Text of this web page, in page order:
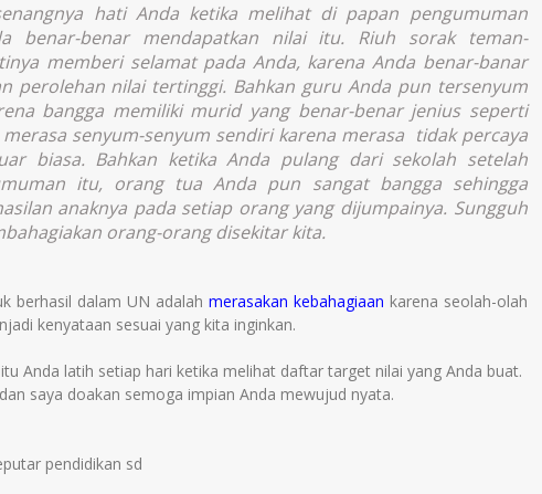
hati Anda ketika melihat di papan pengumuman
benar-benar mendapatkan nilai itu. Riuh sorak teman-
memberi selamat pada Anda, karena Anda benar-banar
perolehan nilai tertinggi. Bahkan guru Anda pun tersenyum
bangga memiliki murid yang benar-benar jenius seperti
senyum-senyum sendiri karena merasa tidak percaya
biasa. Bahkan ketika Anda pulang dari sekolah setelah
itu, orang tua Anda pun sangat bangga sehingga
anaknya pada setiap orang yang dijumpainya. Sungguh
orang-orang disekitar kita.
berhasil dalam UN adalah merasakan kebahagiaan karena seolah-olah
kenyataan sesuai yang kita inginkan.
Anda latih setiap hari ketika melihat daftar target nilai yang Anda buat.
saya doakan semoga impian Anda mewujud nyata.
pendidikan sd